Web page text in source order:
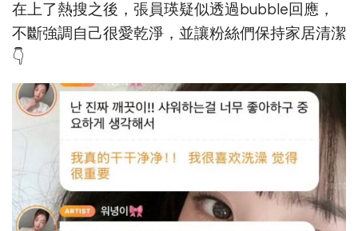
在上了熱搜之後，張員瑛疑似透過bubble回應，
不斷強調自己很愛乾淨，並讓粉絲們保持家居清潔
👇